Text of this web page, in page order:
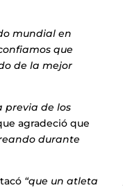
mundial en
que
de la mejor
previa de los
agradeció que
durante
“que un atleta